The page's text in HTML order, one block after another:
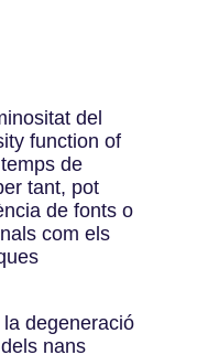
del
function of
de
tant, pot
de fonts o
com els
degeneració
nans